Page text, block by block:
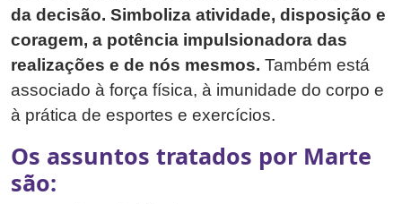
da decisão. Simboliza atividade, disposição e
coragem, a potência impulsionadora das
realizações e de nós mesmos. Também está
associado à força física, à imunidade do corpo e
à prática de esportes e exercícios.
Os assuntos tratados por Marte
são: